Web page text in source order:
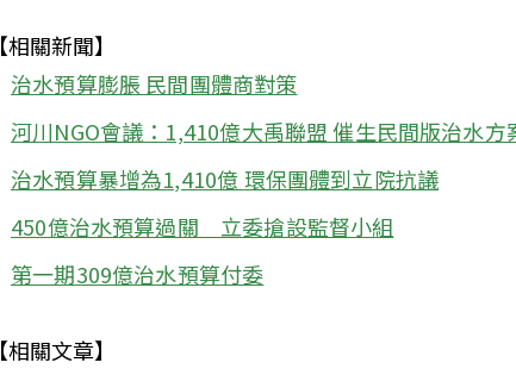
【相關新聞】
治水預算膨脹 民間團體商對策
河川NGO會議：1,410億大禹聯盟 催生民間版治水方
治水預算暴增為1,410億 環保團體到立院抗議
450億治水預算過關　立委搶設監督小組
第一期309億治水預算付委
【相關文章】